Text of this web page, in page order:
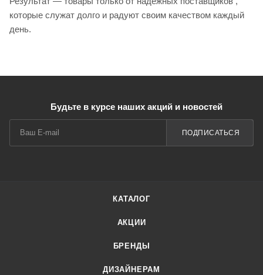
которые служат долго и радуют своим качеством каждый
день.
Будьте в курсе наших акций и новостей
ПОДПИСАТЬСЯ
КАТАЛОГ
АКЦИИ
БРЕНДЫ
ДИЗАЙНЕРАМ